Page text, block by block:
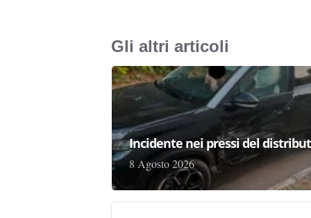
Gli altri articoli
Incidente nei pressi del
8 Agosto 2026